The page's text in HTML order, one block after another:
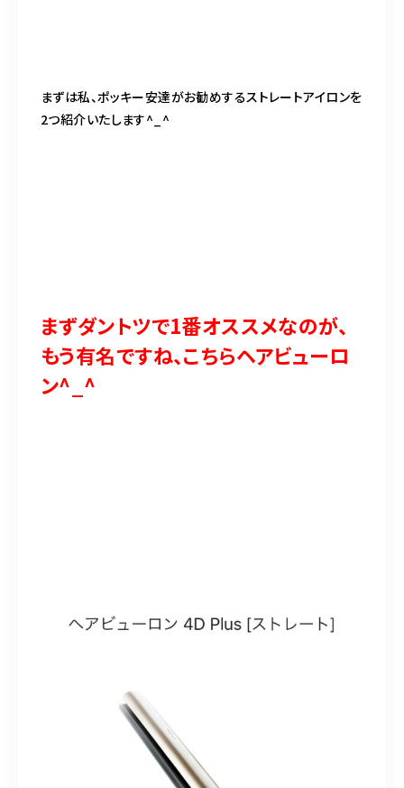
まずは私、ポッキー安達がお勧めするストレートアイロンを
2つ紹介いたします^_^
まずダントツで1番オススメなのが、
もう有名ですね、こちらヘアビューロ
ン^_^